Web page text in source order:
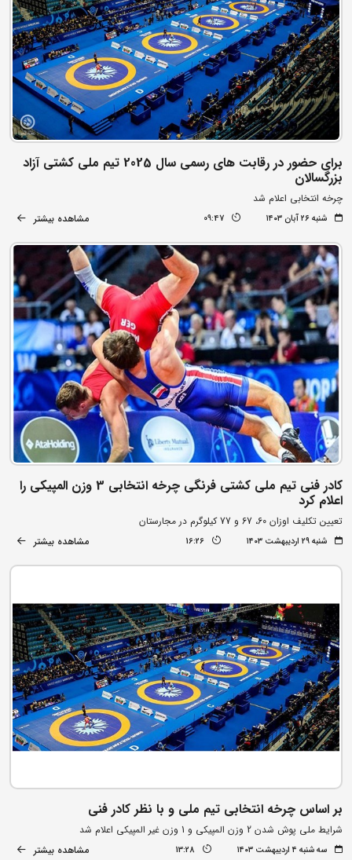
برای حضور در رقابت های رسمی سال 2025 تیم ملی کشتی آزاد
بزرگسالان
چرخه انتخابی اعلام شد
شنبه ۲۶ آبان ۱۴۰۳ 09:47 مشاهده بیشتر
کادر فنی تیم ملی کشتی فرنگی چرخه انتخابی 3 وزن المپیکی را
اعلام کرد
تعیین تکلیف اوزان 60، 67 و 77 کیلوگرم در مجارستان
شنبه ۲۹ اردیبهشت ۱۴۰۳ 16:26 مشاهده بیشتر
بر اساس چرخه انتخابی تیم ملی و با نظر کادر فنی
شرایط ملی پوش شدن 2 وزن المپیکی و 1 وزن غیر المپیکی اعلام شد
سه شنبه ۴ اردیبهشت ۱۴۰۳ 13:28 مشاهده بیشتر